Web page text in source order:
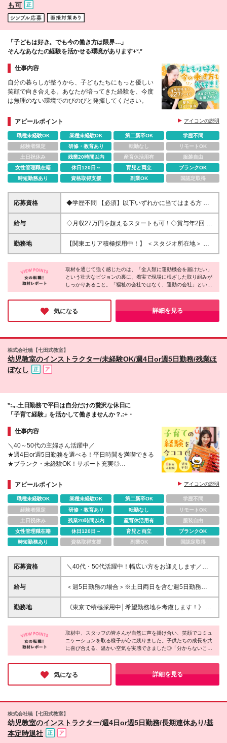
ります。 試用期間中の給与は月給22万4,100円～24
万7,000円、その他待遇に差異はありません ※固定残
業代なし
も可
「子どもは好き。でも今の働き方は限界…」
そんなあなたの経験を活かせる環境があります+°.*
仕事内容
自分の暮らしが整うから、子どもたちにもっと優しい
笑顔で向き合える。あなたが培ってきた経験を、今度
は無理のない環境でのびのびと発揮してください。
アピールポイント アイコンの説明
職種未経験OK 業種未経験OK 第二新卒OK
学歴不問
経験者限定
研修・教育あり 転勤なし
リモートOK
土日祝休み
残業20時間以内 産育休活用有
服装自由
女性管理職在籍
休日120日～ 育児と両立
ブランクOK
時短勤務あり
資格取得支援 副業OK 国認定取得
応募資格
◆学歴不問 【必須】以下いずれかに当てはまる方 ◎
保育士、幼稚園教諭、小・中・高教員免許、社会福祉
士、 精神保健福祉士いずれかの資格をお持ちの方
士、 言語聴覚士いずれかの資格をお持ちの方 ◎児
童福祉サービスで2年以上の経験がある方 ＼ こんな方
ある働き方がしたい方 ＊プライベートの時間もちゃ
んと確保したい方 ＊残業・持ち帰り仕事のない環境
で働きたい方 ＊堅苦しい仕事より、人と関わる仕事
給与
◇月収27万円を超えるスタートも可！◇賞与年2回 ※
業績による ◇資格手当あり！残業代全額支給 ■東京・
神奈川 ：24万6,100円〜27万6,100円＋賞与年2回
6,100円＋賞与年2回 ■その他 ：22万6,100
円〜27万6,100円＋賞与年2回 （※賞与は業績によ
る） 【◎資格手当詳細】 ★児童発達支援管理責任
60,000円 ★保育士 指定業種にて5年以上：25,000円
★児童指導員 指定業種にて5年以上：25,000円 ★保
育士 指定業種にて5年未満：20,000円 ★児童指導員
規定により優遇します ※残業代は1分単位で別途全額
勤務地
【関東エリア積極採用中！】 ＜スタジオ所在地＞ 東
京・神奈川・千葉・静岡・愛知・大阪・兵庫・広島
※(変更の範囲)上記を除く当社関連勤務地
取材を通じて強く感じたのは、「全人類に運動機会を届けたい」
という壮大なビジョンの裏に、着実で現場に根ざした取り組みが
しっかりあること。「福祉の会社ではなく、運動の会社」という
明確な姿勢も印象的でした。社員の声から「スペシャルホリデ
ー」等の制度が生まれる風通しの良さも魅力。急成長中ながら社
員を大切にする想いが伝わってきました。「仕事にワクワクでき
なくなった」方にこそ出会ってほしい企業です！
気になる 詳細を見る
株式会社暁【七田式教室】
幼児教室のインストラクター/未経験OK/週4日or週5日勤務/残業ほ
ぼなし
*:.｡.土日勤務で平日は自分だけの贅沢な休日に
「子育て経験」を活かして働きませんか？.:+・
仕事内容
＼40～50代の主婦さん活躍中／
★週4日or週5日勤務を選べる！平日時間を満喫できる
★ブランク・未経験OK！サポート充実◎
★残業ほぼなし・持ち帰り仕事なし
アピールポイント アイコンの説明
職種未経験OK 業種未経験OK 第二新卒OK
学歴不問
経験者限定
研修・教育あり 転勤なし
リモートOK
土日祝休み
残業20時間以内 産育休活用有
服装自由
女性管理職在籍
休日120日～ 育児と両立
ブランクOK
時短勤務あり
資格取得支援 副業OK 国認定取得
応募資格
＼40代・50代活躍中！幅広い方をお迎えします／
「子育て経験のみ」「長年のブランクがある」という
方も大歓迎！ あなたの経験がそのまま活かせる環境
で、ご安心ください。 ●高卒以上 ●未経験・資格不問
≪このような方におすすめ≫ ●もう一度社会で働きた
方 ●安定した環境で長く働きたい方
給与
＜週5日勤務の場合＞※土日両日を含む週5日勤務
【関東】月給25万円～＋賞与（業績による）＋残業手
当 【関西】月給24万円～＋賞与（業績による）＋残
残業手当 【関西】月給20万円～＋賞与（業績によ
る）＋残業手当 ※上記は一律手当月5万円（土曜手
当・日曜手当・講師手当）を含みます。 ※経験・スキ
残業代は別途全額支給いたします ★非常勤講師も同
時募集中 ※給与は【関東】時給1230円～【関西】時
給1060円～となります。 （土日いずれかを含む週3日
日々の頑張りを給与にしっかり還元します★】 社内
勤務地
《東京で積極採用中│希望勤務地を考慮します！》 ★
横浜の新教室でのオープニングスタッフも募集予定で
す！東京・埼玉・神奈川・千葉・兵庫・奈良・京都・
大阪にある下記いずれかの『七田式教室』にてご勤務
いただきます。 ★駅チカ教室ばかりで通いやすい！
ほとんどの教室が駅から徒歩1～8分圏内。 通勤スト
レスを軽減できます。 ★各教室での面接も可能です
お近くの教室で面接できるので、雰囲気を事前に確認
取材中、スタッフの皆さんが自然に声を掛け合い、笑顔でコミュ
ニケーションを取る様子が心に残りました。子供たちの成長を共
に喜び合える、温かい空気を実感できました◎「分からないこと
はすぐ聞ける」というスタッフの方からの言葉通り、未経験の方
も安心できる雰囲気と互いを尊重し支え合う関係性が、長く働け
る環境を作っているそう。お子様が好きで、チームワークを大切
にしながら働きたい方におすすめしたい職場です♪
気になる 詳細を見る
株式会社暁【七田式教室】
幼児教室のインストラクター/週4日or週5日勤務/長期連休あり/基
本定時退社